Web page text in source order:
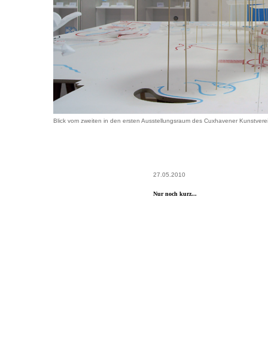
Blick vom zweiten in den ersten Ausstellungsraum des Cuxhavener
27.05.2010
Nur noch kurz...